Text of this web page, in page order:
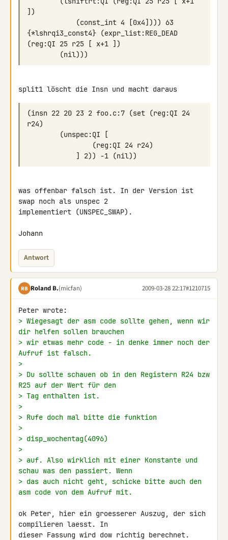
{*lshrqi3_const4} (expr_list:REG_DEAD
(insn 22 20 23 2 foo.c:7 (set (reg:QI 24
was offenbar falsch ist. In der Version ist
swap noch als unspec 2
implementiert (UNSPEC_SWAP).
Johann
Antwort
RB Roland B.(micfan) 2009-03-28 22:17#1210715
> Wiegesagt der asm code sollte gehen, wenn wir
dir helfen sollen brauchen
> wir etwas mehr code - in denke immer noch der
Aufruf ist falsch.
>
> Du sollte schauen ob in den Registern R24 bzw
R25 auf der Wert für den
> Tag enthalten ist.
>
> Rufe doch mal bitte die funktion
>
> disp_wochentag(4096)
>
> auf. Also wirklich mit einer Konstante und
schau was den passiert. Wenn
> das auch nicht geht, schicke bitte auch den
asm code von dem Aufruf mit.
ok Peter, hier ein groesserer Auszug, der sich
compilieren laesst. In
dieser Fassung wird dow richtig berechnet.